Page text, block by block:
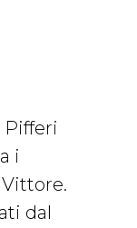
Pifferi
i
dal